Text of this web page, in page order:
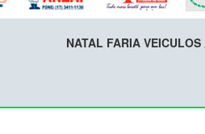
NATAL FARIA VEICULOS